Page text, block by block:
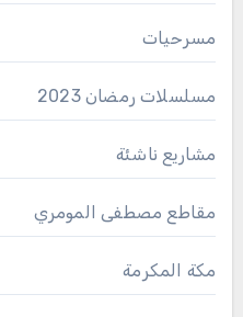
مسرحيات
مسلسلات رمضان 2023
مشاريع ناشئة
مقاطع مصطفى المومري
مكة المكرمة